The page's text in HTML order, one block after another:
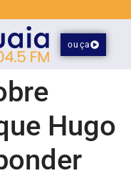
ouça
Hugo